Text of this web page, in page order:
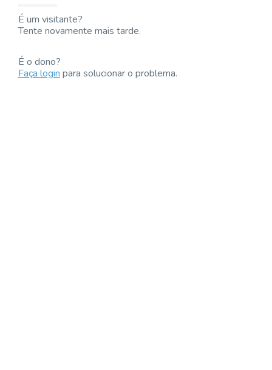
É um visitante?
Tente novamente mais tarde.
É o dono?
Faça loginpara solucionar o problema.